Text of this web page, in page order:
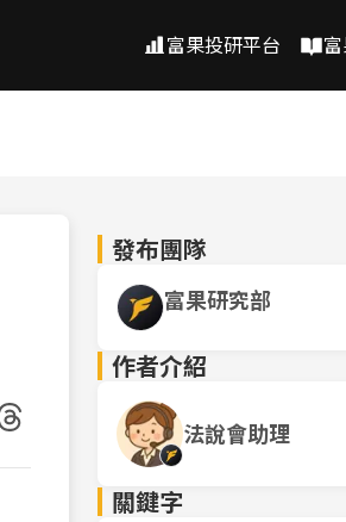
富果投研平台
發布團隊
富果研究部
作者介紹
法說會助理
關鍵字